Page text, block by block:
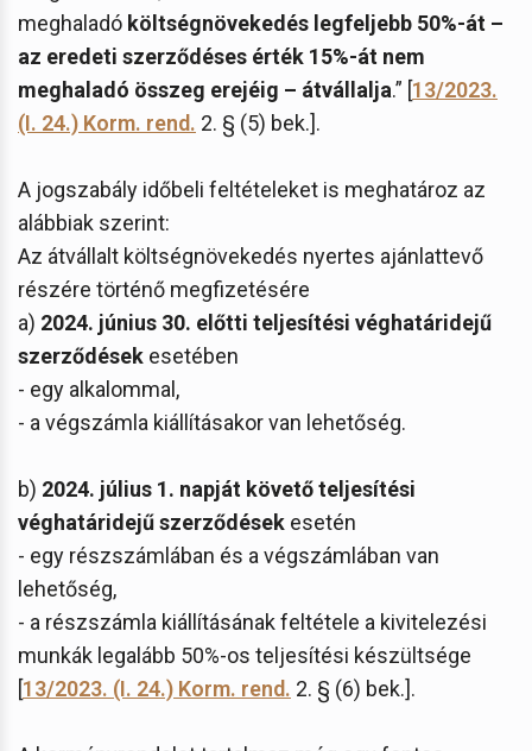
meghaladó költségnövekedés legfeljebb 50%-át –
az eredeti szerződéses érték 15%-át nem
meghaladó összeg erejéig – átvállalja.” [13/2023.
(I. 24.) Korm. rend. 2. § (5) bek.].
A jogszabály időbeli feltételeket is meghatároz az
alábbiak szerint:
Az átvállalt költségnövekedés nyertes ajánlattevő
részére történő megfizetésére
a) 2024. június 30. előtti teljesítési véghatáridejű
szerződések esetében
- egy alkalommal,
- a végszámla kiállításakor van lehetőség.
b) 2024. július 1. napját követő teljesítési
véghatáridejű szerződések esetén
- egy részszámlában és a végszámlában van
lehetőség,
- a részszámla kiállításának feltétele a kivitelezési
munkák legalább 50%-os teljesítési készültsége
[13/2023. (I. 24.) Korm. rend. 2. § (6) bek.].